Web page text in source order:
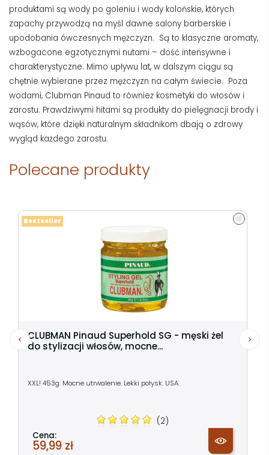
produktami są wody po goleniu i wody kolońskie, których
zapachy przywodzą na myśl dawne salony barberskie i
upodobania ówczesnych mężczyzn. Są to klasyczne aromaty,
wzbogacone egzotycznymi nutami – dość intensywne i
charakterystyczne. Mimo upływu lat, w dalszym ciągu są
chętnie wybierane przez mężczyzn na całym świecie. Poza
wodami, Clubman Pinaud to również kosmetyki do włosów i
zarostu. Prawdziwymi hitami są produkty do pielęgnacji brody i
wąsów, które dzięki naturalnym składnikom dbają o zdrowy
wygląd każdego zarostu.
Polecane produkty
CLUBMAN Pinaud Superhold SG - męski żel
do stylizacji włosów, mocne...
XXL! 453g. Mocne utrwalenie. Lekki połysk. USA.
(2)
Cena:
59,99 zł
Bestseller